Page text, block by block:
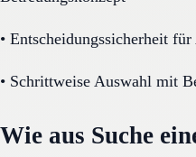
• Entscheidungssicherheit
• Schrittweise Auswahl mit
Wie aus Suche